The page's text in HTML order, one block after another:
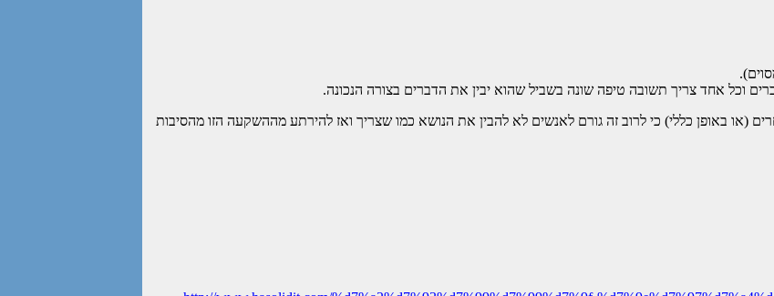
וכל אחד צריך תשובה טיפה שונה בשביל שהוא יבין את הדברים בצורה הנכונה.
(או באופן כללי) כי לרוב זה גורם לאנשים לא להבין את הנושא כמו שצריך ואז להירתע מההשקעה הזו מהסיבות